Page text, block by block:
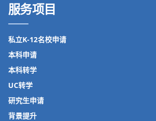
服务项目
私立K-12名校申请
本科申请
本科转学
UC转学
研究生申请
背景提升